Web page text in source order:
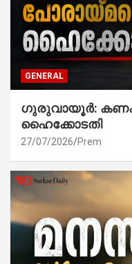
GENERAL
ഗുരുവായൂർ:
ഹൈക്കോടതി
27/07/2026 Prem